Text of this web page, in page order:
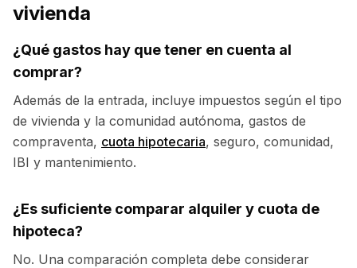
vivienda
¿Qué gastos hay que tener en cuenta al
comprar?
Además de la entrada, incluye impuestos según el tipo
de vivienda y la comunidad autónoma, gastos de
compraventa, cuota hipotecaria, seguro, comunidad,
IBI y mantenimiento.
¿Es suficiente comparar alquiler y cuota de
hipoteca?
No. Una comparación completa debe considerar